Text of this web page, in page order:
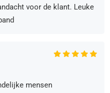
voor de klant. Leuke
mensen